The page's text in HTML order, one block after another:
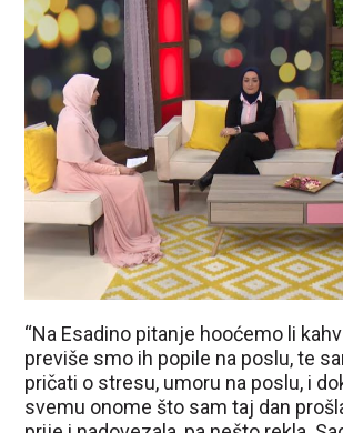
“Na Esadino pitanje hooćemo li
previše smo ih popile na poslu, te
pričati o stresu, umoru na poslu, i
svemu onome što sam taj dan